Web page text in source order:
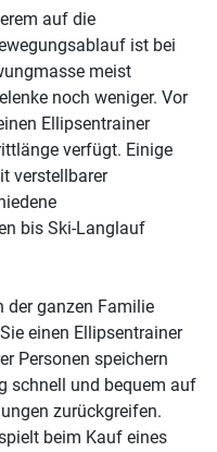
auf die
ist bei
meist
noch weniger. Vor
Ellipsentrainer
verfügt. Einige
verstellbarer
bis Ski-Langlauf
der ganzen Familie
einen Ellipsentrainer
Personen speichern
schnell und bequem auf
zurückgreifen.
beim Kauf eines